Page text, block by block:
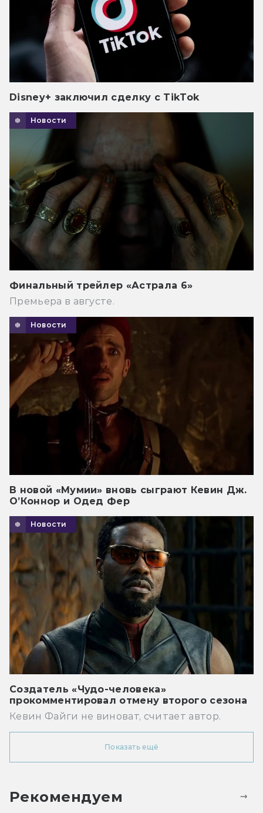
Disney+ заключил сделку с TikTok
Новости
Финальный трейлер «Астрала 6»
Премьера в августе.
Новости
В новой «Мумии» вновь сыграют Кевин Дж.
О’Коннор и Одед Фер
Новости
Создатель «Чудо-человека»
прокомментировал отмену второго сезона
Кевин Файги не виноват, считает автор.
Показать ещё
Рекомендуем